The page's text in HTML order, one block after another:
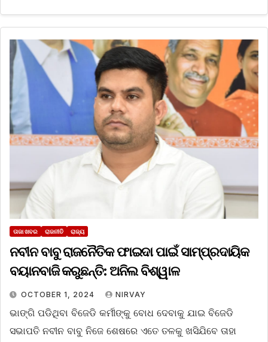
ତାଜା ଖବର ରାଜନୀତି ରାଜ୍ୟ
ନବୀନ ବାବୁ ରାଜନୈତିକ ଫାଇଦା ପାଇଁ ସାମ୍ପ୍ରଦାୟିକ
ବୟାନବାଜି କରୁଛନ୍ତି: ଅନିଲ ବିଶ୍ୱାଳ
OCTOBER 1, 2024 NIRVAY
ଭାଙ୍ଗି ପଡିଥିବା ବିଜେଡି କର୍ମୀଙ୍କୁ ବୋଧ ଦେବାକୁ ଯାଇ ବିଜେଡି
ସଭାପତି ନବୀନ ବାବୁ ନିଜେ ଶେଷରେ ଏତେ ତଳକୁ ଖସିଯିବେ ତାହା